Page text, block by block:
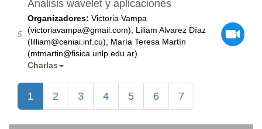
5
Análisis wavelet y aplicaciones
Organizadores: Victoria Vampa
(victoriavampa@gmail.com), Liliam Alvarez Díaz
(lilliam@ceniai.inf.cu), María Teresa Martín
(mtmartin@fisica.unlp.edu.ar)
Charlas
1 2 3 4 5 6 7